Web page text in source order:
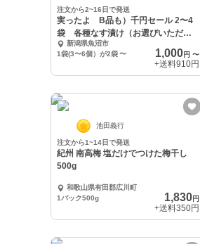
注文から2~16日で発送
実ったよ B品も）千円セール 2〜4
袋 各種なす漬け（お選びいただけ
ません）
新潟県魚沼市
1袋(3〜6個）が2袋〜 1,000円 〜
+送料910円
池田義行
注文から1~14日で発送
紀州 南高梅 塩だけでつけた梅干し
500g
和歌山県有田郡広川町
1パック500g
1,830円
+送料350円